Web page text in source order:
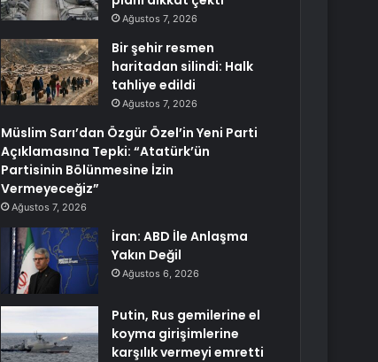
Ağustos 7, 2026
Bir şehir resmen
haritadan silindi: Halk
tahliye edildi
Ağustos 7, 2026
Müslim Sarı’dan Özgür Özel’in Yeni Parti
Açıklamasına Tepki: “Atatürk’ün
Partisinin Bölünmesine İzin
Vermeyeceğiz”
Ağustos 7, 2026
İran: ABD İle Anlaşma
Yakın Değil
Ağustos 6, 2026
Putin, Rus gemilerine el
koyma girişimlerine
karşılık vermeyi emretti